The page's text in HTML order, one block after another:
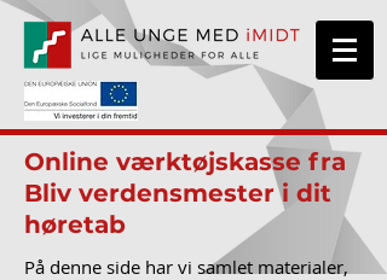
Online værktøjskasse fra
Bliv verdensmester i dit
høretab
På denne side har vi samlet materialer,